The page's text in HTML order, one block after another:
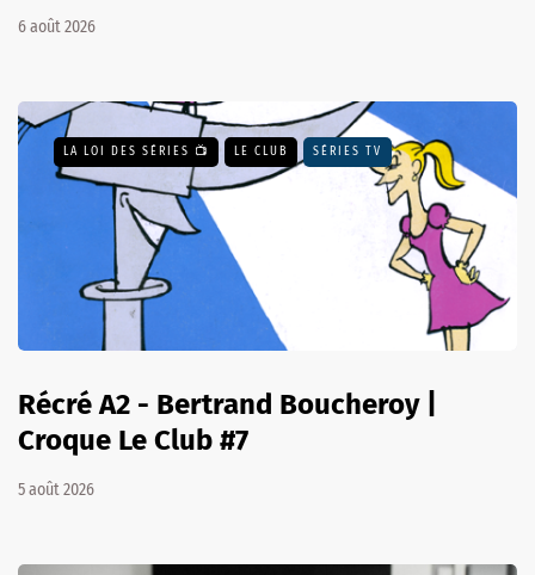
6 août 2026
LA LOI DES SÉRIES 📺 LE CLUB SÉRIES TV
Récré A2 - Bertrand Boucheroy |
Croque Le Club #7
5 août 2026